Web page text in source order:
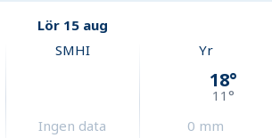
Lör 15 aug
SMHI
Ingen data
Yr
18°
11°
0 mm